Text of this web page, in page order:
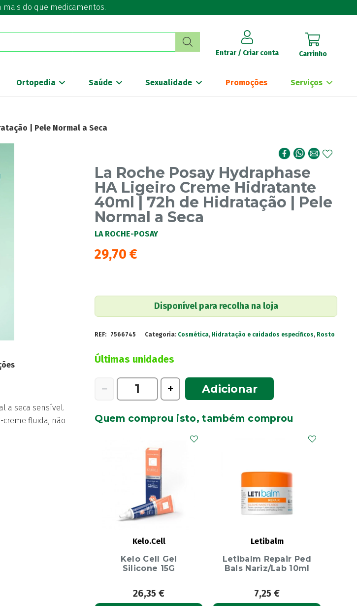
mais do que medicamentos.
Entrar / Criar conta Carrinho
Ortopedia Saúde Sexualidade Promoções Serviços
| Pele Normal a Seca
a seca sensível.
creme fluida, não
La Roche Posay Hydraphase
HA Ligeiro Creme Hidratante
40ml | 72h de Hidratação | Pele
Normal a Seca
LA ROCHE-POSAY
29,70€
Disponível para recolha na loja
REF: 7566745 Categoria: Cosmética, Hidratação e cuidados específicos, Rosto
Últimas unidades
−
Quantidade
Roche
Hidratação
+ Adicionar
Quem comprou isto, também comprou
Kelo.Cell
Kelo Cell Gel
Silicone 15G
26,35€
Letibalm
Letibalm Repair Ped
Bals Nariz/Lab 10ml
7,25€